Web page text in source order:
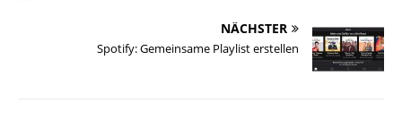
NÄCHSTER
Spotify: Gemeinsame Playlist erstellen